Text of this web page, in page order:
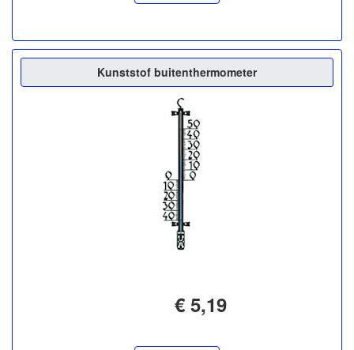
Kunststof buitenthermometer
€ 5,19